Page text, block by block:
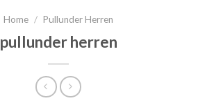
Home / Pullunder Herren
pullunder herren